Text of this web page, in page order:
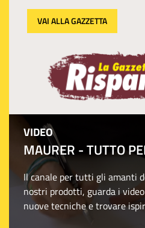
VAI ALLA GAZZETTA
VIDEO
MAURER - TUTTO
Il canale per tutti gli amanti
nostri prodotti, guarda i
nuove tecniche e trovare